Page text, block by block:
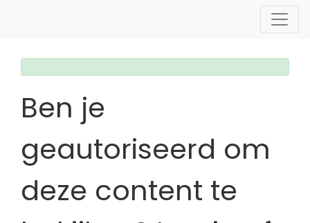
Ben je
geautoriseerd om
deze content te